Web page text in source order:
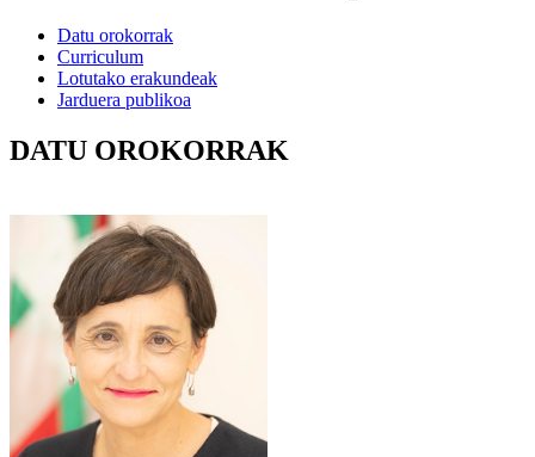
Datu orokorrak
Curriculum
Lotutako erakundeak
Jarduera publikoa
DATU OROKORRAK